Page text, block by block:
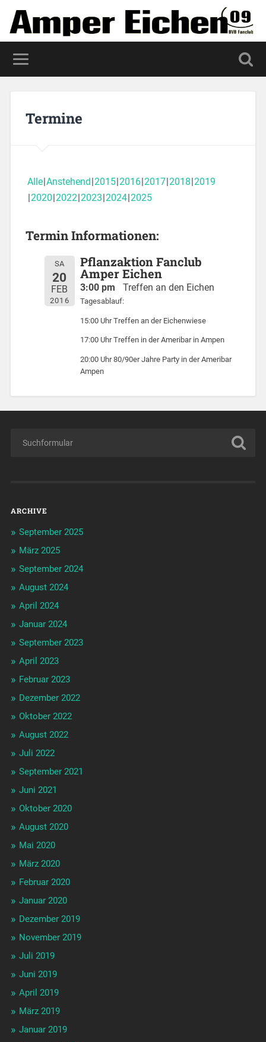
Termine
Alle Anstehend 2015 2016 2017 2018 2019
2020 2022 2023 2024 2025
Termin Informationen:
SA
20
FEB
2016
Pflanzaktion Fanclub
Amper Eichen
3:00 pm Treffen an den Eichen
Tagesablauf:
15:00 Uhr Treffen an der Eichenwiese
17:00 Uhr Treffen in der Ameribar in Ampen
20:00 Uhr 80/90er Jahre Party in der Ameribar
Ampen
ARCHIVE
September 2025
März 2025
September 2024
August 2024
April 2024
Januar 2024
September 2023
April 2023
Februar 2023
Dezember 2022
Oktober 2022
August 2022
Juli 2022
September 2021
Juni 2021
Oktober 2020
August 2020
Mai 2020
März 2020
Februar 2020
Januar 2020
Dezember 2019
November 2019
Juli 2019
Juni 2019
April 2019
März 2019
Januar 2019